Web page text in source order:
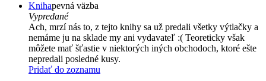
Knihapevná väzba
Vypredané
Ach, mrzí nás to, z tejto knihy sa už predali všetky výtlačky a
nemáme ju na sklade my ani vydavateľ :( Teoreticky však
môžete mať šťastie v niektorých iných obchodoch, ktoré ešte
nepredali posledné kusy.
Pridať do zoznamu